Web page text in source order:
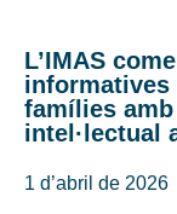
L’IMAS
informatives
famílies
intel·lectual
1 d’abril de 2026